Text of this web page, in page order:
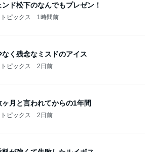
ンド松下のなんでもプレゼン！
ピックス 1時間前
なく残念なミスドのアイス
ピックス 2日前
ヶ月と言われてからの1年間
ピックス 2日前